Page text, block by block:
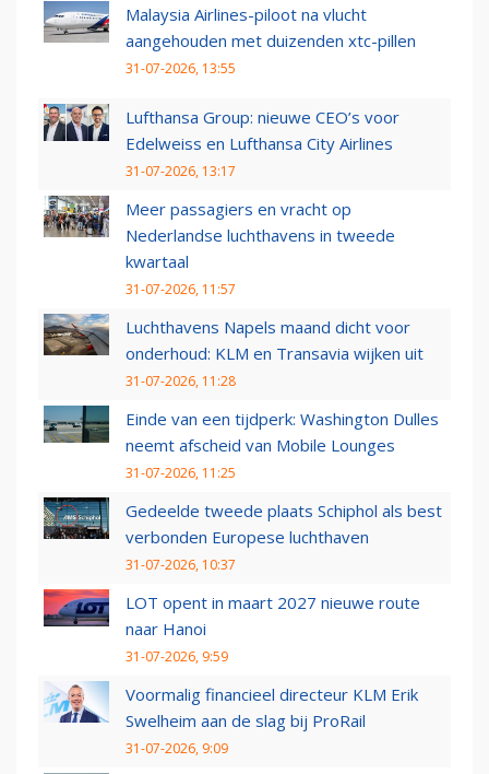
Malaysia Airlines-piloot na vlucht
aangehouden met duizenden xtc-pillen
31-07-2026, 13:55
Lufthansa Group: nieuwe CEO’s voor
Edelweiss en Lufthansa City Airlines
31-07-2026, 13:17
Meer passagiers en vracht op
Nederlandse luchthavens in tweede
kwartaal
31-07-2026, 11:57
Luchthavens Napels maand dicht voor
onderhoud: KLM en Transavia wijken uit
31-07-2026, 11:28
Einde van een tijdperk: Washington Dulles
neemt afscheid van Mobile Lounges
31-07-2026, 11:25
Gedeelde tweede plaats Schiphol als best
verbonden Europese luchthaven
31-07-2026, 10:37
LOT opent in maart 2027 nieuwe route
naar Hanoi
31-07-2026, 9:59
Voormalig financieel directeur KLM Erik
Swelheim aan de slag bij ProRail
31-07-2026, 9:09